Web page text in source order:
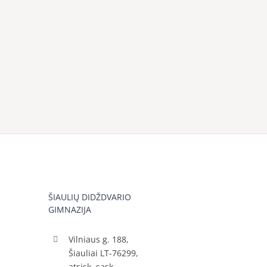
ŠIAULIŲ DIDŽDVARIO
GIMNAZIJA
Vilniaus g. 188,
Šiauliai LT-76299,